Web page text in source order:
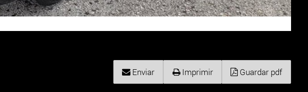
Enviar Imprimir Guardar pdf